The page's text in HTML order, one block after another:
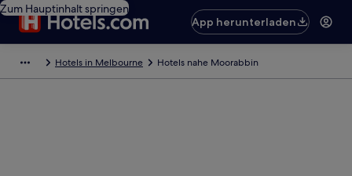
Zum Hauptinhalt springen
App herunterladen
Hotels in Melbourne Hotels nahe Moorabbin